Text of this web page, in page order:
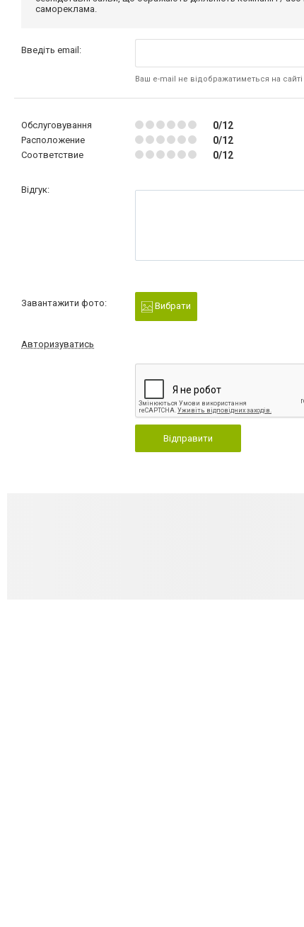
самореклама.
Введіть email:
Ваш e-mail не відображатиметься на сайті
Обслуговування 0/12
Расположение 0/12
Соответствие 0/12
Відгук:
Завантажити фото: Вибрати
Авторизуватись
Відправити